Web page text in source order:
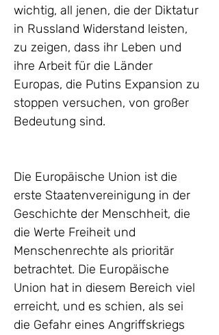
wichtig, all jenen, die der Diktatur
in Russland Widerstand leisten,
zu zeigen, dass ihr Leben und
ihre Arbeit für die Länder
Europas, die Putins Expansion zu
stoppen versuchen, von großer
Bedeutung sind.
Die Europäische Union ist die
erste Staatenvereinigung in der
Geschichte der Menschheit, die
die Werte Freiheit und
Menschenrechte als prioritär
betrachtet. Die Europäische
Union hat in diesem Bereich viel
erreicht, und es schien, als sei
die Gefahr eines Angriffskriegs